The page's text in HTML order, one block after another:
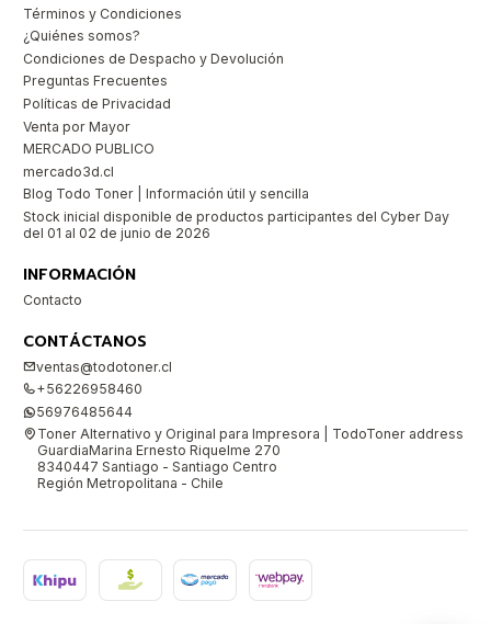
Términos y Condiciones
¿Quiénes somos?
Condiciones de Despacho y Devolución
Preguntas Frecuentes
Políticas de Privacidad
Venta por Mayor
MERCADO PUBLICO
mercado3d.cl
Blog Todo Toner | Información útil y sencilla
Stock inicial disponible de productos participantes del Cyber Day
del 01 al 02 de junio de 2026
INFORMACIÓN
Contacto
CONTÁCTANOS
ventas@todotoner.cl
+56226958460
56976485644
Toner Alternativo y Original para Impresora | TodoToner address
GuardiaMarina Ernesto Riquelme 270
8340447 Santiago - Santiago Centro
Región Metropolitana - Chile